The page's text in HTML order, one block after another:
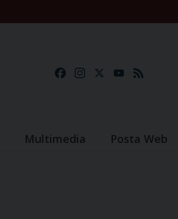
FacebookInstagramYouTube
Multimedia Posta Web